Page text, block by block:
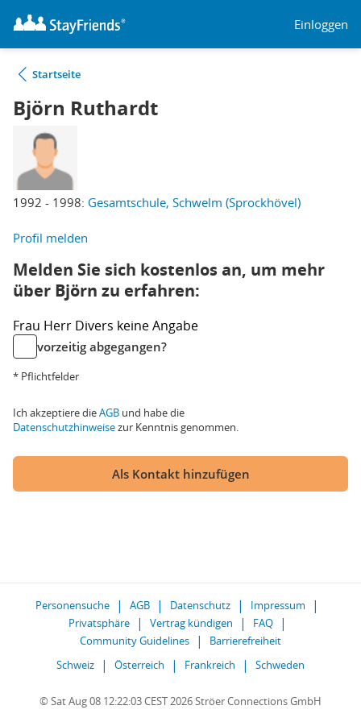
Einloggen
Startseite
Björn Ruthardt
1992 - 1998: Gesamtschule, Schwelm (Sprockhövel)
Profil melden
Melden Sie sich kostenlos an, um mehr
über Björn zu erfahren:
Frau Herr Divers keine Angabe
vorzeitig abgegangen?
* Pflichtfelder
Ich akzeptiere dieAGB und habe die
Datenschutzhinweisezur Kenntnis genommen.
Als Kontakt hinzufügen
Personensuche AGB Datenschutz
Impressum
Privatsphäre
Vertrag kündigen
FAQ
Community Guidelines
Barrierefreiheit
Schweiz
Österreich Frankreich Schweden
© Sat Aug 08 12:22:03 CEST 2026 Ströer Connections GmbH